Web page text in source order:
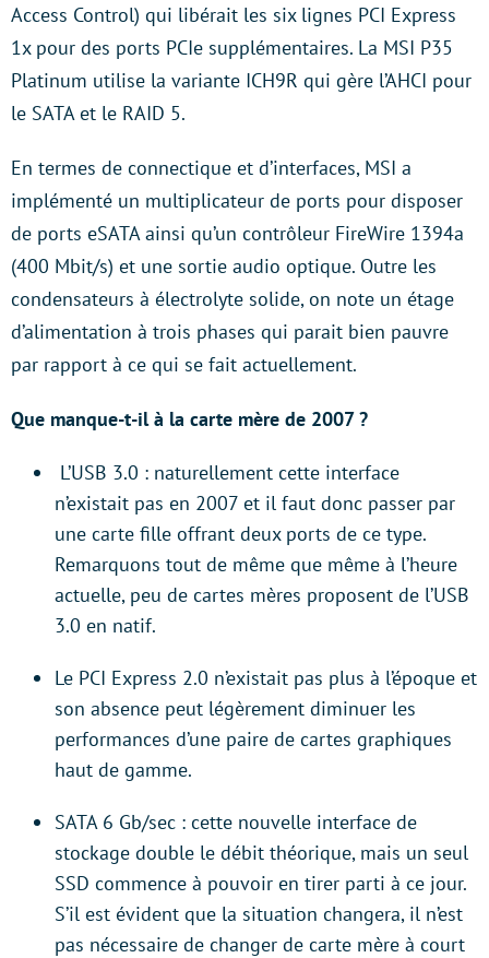
Access Control) qui libérait les six lignes PCI Express
1x pour des ports PCIe supplémentaires. La MSI P35
Platinum utilise la variante ICH9R qui gère l’AHCI pour
le SATA et le RAID 5.
En termes de connectique et d’interfaces, MSI a
implémenté un multiplicateur de ports pour disposer
de ports eSATA ainsi qu’un contrôleur FireWire 1394a
(400 Mbit/s) et une sortie audio optique. Outre les
condensateurs à électrolyte solide, on note un étage
d’alimentation à trois phases qui parait bien pauvre
par rapport à ce qui se fait actuellement.
Que manque-t-il à la carte mère de 2007 ?
L’USB 3.0 : naturellement cette interface
n’existait pas en 2007 et il faut donc passer par
une carte fille offrant deux ports de ce type.
Remarquons tout de même que même à l’heure
actuelle, peu de cartes mères proposent de l’USB
3.0 en natif.
Le PCI Express 2.0 n’existait pas plus à l’époque et
son absence peut légèrement diminuer les
performances d’une paire de cartes graphiques
haut de gamme.
SATA 6 Gb/sec : cette nouvelle interface de
stockage double le débit théorique, mais un seul
SSD commence à pouvoir en tirer parti à ce jour.
S’il est évident que la situation changera, il n’est
pas nécessaire de changer de carte mère à court